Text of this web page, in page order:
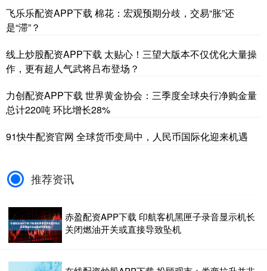
飞乐乐配资APP下载 棉花：宏观预期分歧，交易“胀”还
是“滞”？
线上炒股配资APP下载 太贴心！三望大版本不仅优化大量操
作，更有超人气武将吕布登场？
力创配资APP下载 世界黄金协会：三季度全球央行净购金量
总计220吨 环比增长28%
91快牛配资官网 全球货币变局中，人民币国际化迎来机遇
推荐资讯
赤盈配资APP下载 印航客机黑匣子录音显示机长
关闭燃油开关或直接导致坠机